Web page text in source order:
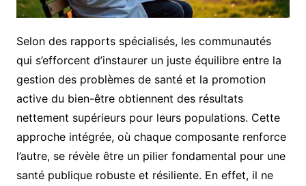
Selon des rapports spécialisés, les communautés
qui s’efforcent d’instaurer un juste équilibre entre la
gestion des problèmes de santé et la promotion
active du bien-être obtiennent des résultats
nettement supérieurs pour leurs populations. Cette
approche intégrée, où chaque composante renforce
l’autre, se révèle être un pilier fondamental pour une
santé publique robuste et résiliente. En effet, il ne